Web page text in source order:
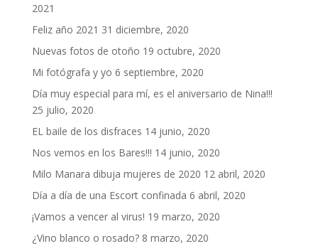
2021
Feliz año 2021 31 diciembre, 2020
Nuevas fotos de otoño 19 octubre, 2020
Mi fotógrafa y yo 6 septiembre, 2020
Día muy especial para mí, es el aniversario de Nina!!!
25 julio, 2020
EL baile de los disfraces 14 junio, 2020
Nos vemos en los Bares!!! 14 junio, 2020
Milo Manara dibuja mujeres de 2020 12 abril, 2020
Día a día de una Escort confinada 6 abril, 2020
¡Vamos a vencer al virus! 19 marzo, 2020
¿Vino blanco o rosado? 8 marzo, 2020